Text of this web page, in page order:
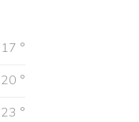
17 °
20 °
23 °